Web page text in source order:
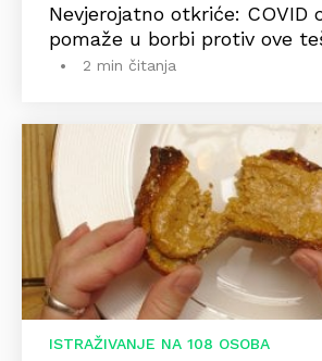
Nevjerojatno otkriće: COVID
pomaže u borbi protiv ove
2 min čitanja
ISTRAŽIVANJE NA 108 OSOBA